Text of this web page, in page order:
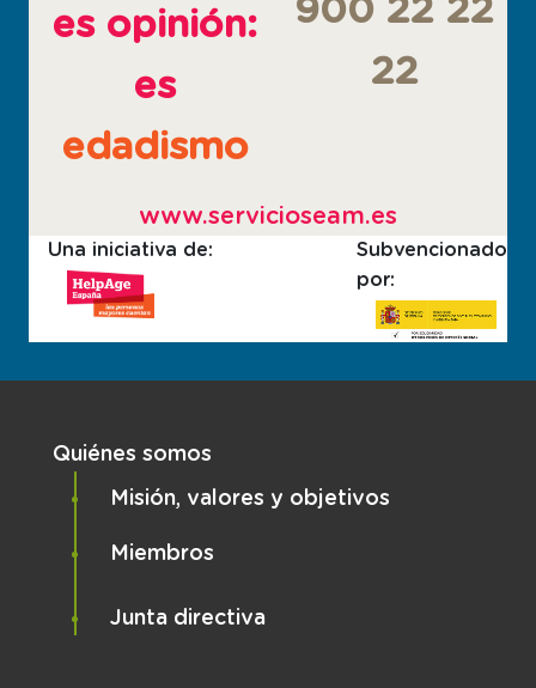
es opinión:
es
edadismo
900 22 22
22
www.servicioseam.es
Una iniciativa de:
Subvencionado
por:
Navegación principal
Quiénes somos
Misión, valores y objetivos
Miembros
Junta directiva